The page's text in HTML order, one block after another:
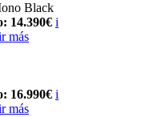
Black
14.390€ i
más
16.990€ i
más